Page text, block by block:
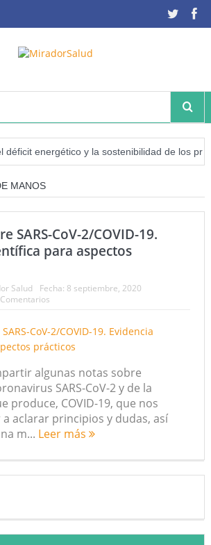
energético y la sostenibilidad de los
MANOS
SARS-CoV-2/COVID-19.
para aspectos
Salud Fecha: 8 septiembre, 2020
algunas notas sobre
SARS-CoV-2 y de la
produce, COVID-19, que nos
aclarar principios y dudas, así
m... Leer más